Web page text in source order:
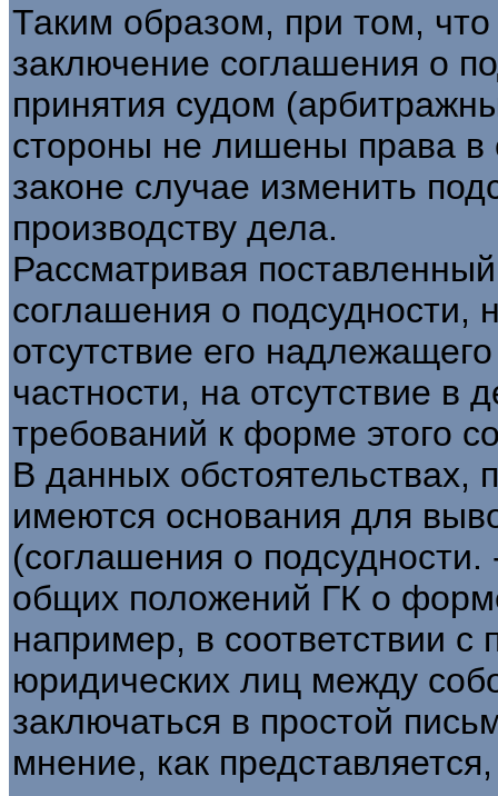
Таким образом, при том,
заключение соглашения о
принятия судом
стороны не лишены права в
законе случае изменить
производству дела.
Рассматривая
соглашения о подсудности,
отсутствие его
частности, на отсутствие в
требований к форме этого
В данных
имеются основания для
(соглашения о
общих положений ГК о
например, в соответствии с
юридических лиц между
заключаться в простой
мнение, как